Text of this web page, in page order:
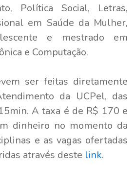
Política Social, Letras,
em Saúde da Mulher,
e mestrado em
e Computação.
ser feitas diretamente
da UCPel, das
A taxa é de R$ 170 e
dinheiro no momento da
e as vagas ofertadas
através deste link.